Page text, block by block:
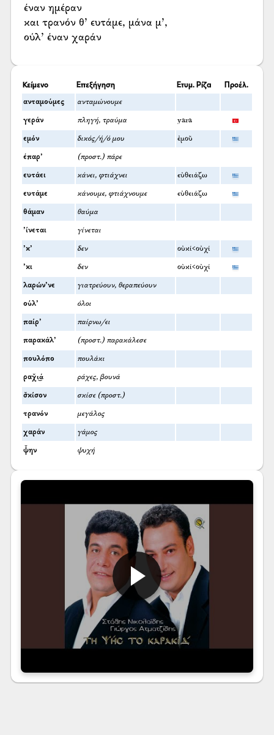
έναν ημέραν
και τρανόν θ’ ευτάμε, μάνα μ’,
ούλ’ έναν χαράν
Κείμενο Επεξήγηση Ετυμ. Ρίζα Προέλ.
ανταμούμες ανταμώνουμε
γεράν πληγή, τραύμα yara
εμόν δικός/ή/ό μου ἐμοῦ
έπαρ’ (προστ.) πάρε
ευτάει κάνει, φτιάχνει εὐθειάζω
ευτάμε κάνουμε, φτιάχνουμε εὐθειάζω
θάμαν θαύμα
’ίνεται γίνεται
’κ’ δεν οὐκί<οὐχί
’κι δεν οὐκί<οὐχί
λαρών’νε γιατρεύουν, θεραπεύουν
ούλ’ όλοι
παίρ’ παίρνω/ει
παρακάλ’ (προστ.) παρακάλεσε
πουλόπο πουλάκι
ραχ̌ι͜ά ράχες, βουνά
σ̌κίσον σκίσε (προστ.)
τρανόν μεγάλος
χαράν γάμος
ψ̌ην ψυχή